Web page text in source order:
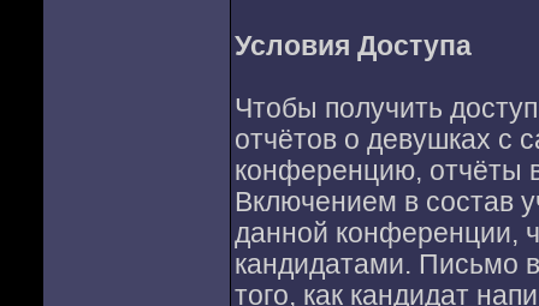
Условия Доступа
Чтобы получить
отчётов о девушках с
конференцию, отчёты
Включением в состав
данной конференции,
кандидатами. Письмо
того, как кандидат